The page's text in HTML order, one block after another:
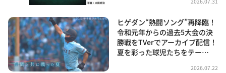
ヒゲダン“熱闘ソング”再降臨！
令和元年からの過去5大会の決
勝戦をTVerでアーカイブ配信！
夏を彩った球児たちをテー…
2026.07.22